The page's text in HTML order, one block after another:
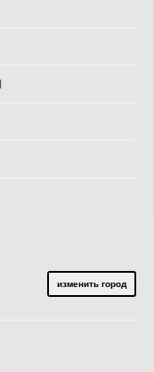
изменить город